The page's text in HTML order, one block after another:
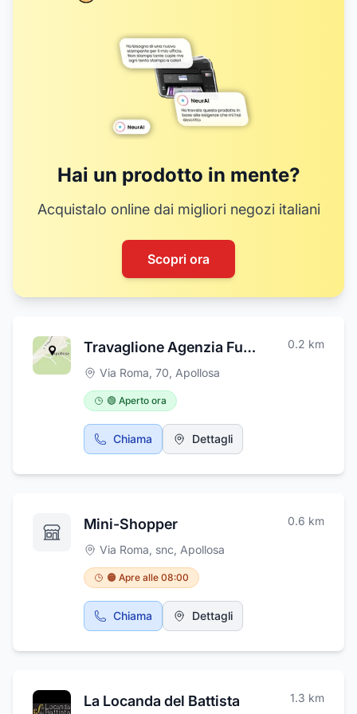
Hai un prodotto in mente?
Acquistalo online dai migliori negozi italiani
Scopri ora
Travaglione Agenzia Funebre S.a.s. 0.2 km
Via Roma, 70, Apollosa
🟢 Aperto ora
Chiama Dettagli
Mini-Shopper 0.6 km
Via Roma, snc, Apollosa
🟠 Apre alle 08:00
Chiama Dettagli
La Locanda del Battista 1.3 km